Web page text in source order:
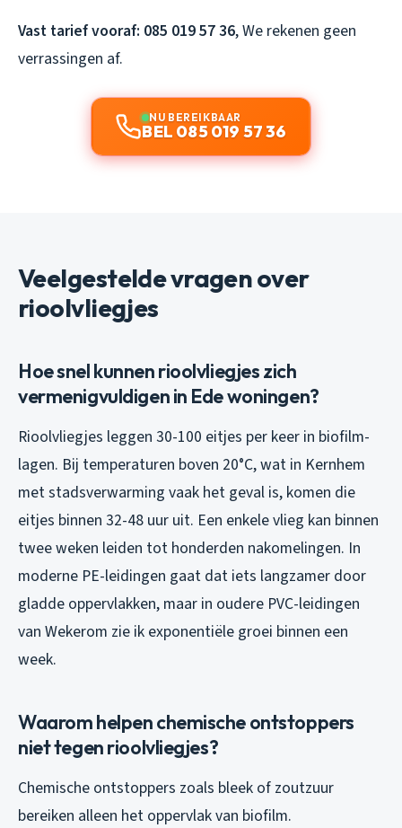
Vast tarief vooraf: 085 019 57 36, We rekenen geen
verrassingen af.
NU BEREIKBAAR
BEL 085 019 57 36
Veelgestelde vragen over
rioolvliegjes
Hoe snel kunnen rioolvliegjes zich
vermenigvuldigen in Ede woningen?
Rioolvliegjes leggen 30-100 eitjes per keer in biofilm-
lagen. Bij temperaturen boven 20°C, wat in Kernhem
met stadsverwarming vaak het geval is, komen die
eitjes binnen 32-48 uur uit. Een enkele vlieg kan binnen
twee weken leiden tot honderden nakomelingen. In
moderne PE-leidingen gaat dat iets langzamer door
gladde oppervlakken, maar in oudere PVC-leidingen
van Wekerom zie ik exponentiële groei binnen een
week.
Waarom helpen chemische ontstoppers
niet tegen rioolvliegjes?
Chemische ontstoppers zoals bleek of zoutzuur
bereiken alleen het oppervlak van biofilm.